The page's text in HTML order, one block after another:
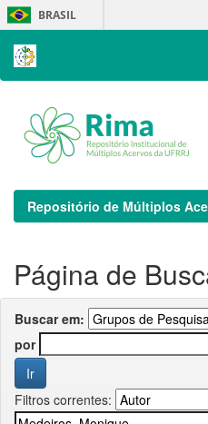
Skip
navigation
BRASIL
Repositório de Múltiplos
Página de
Buscar em:
por
Filtros correntes: